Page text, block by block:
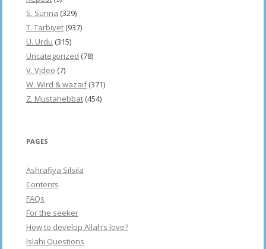
S. Sunna (329)
T. Tarbiyet (937)
U. Urdu (315)
Uncategorized (78)
V. Video (7)
W. Wird & wazaif(371)
Z. Mustahebbat (454)
PAGES
Ashrafiya Silsila
Contents
FAQs
For the seeker
How to develop Allah’s love?
Islahi Questions